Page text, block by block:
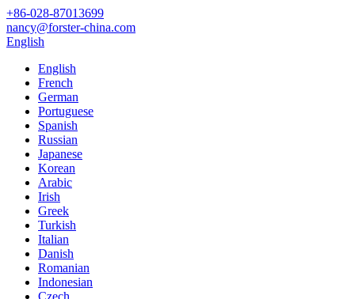
+86-028-87013699
nancy@forster-china.com
English
English
French
German
Portuguese
Spanish
Russian
Japanese
Korean
Arabic
Irish
Greek
Turkish
Italian
Danish
Romanian
Indonesian
Czech